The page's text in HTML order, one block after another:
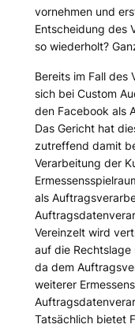
vornehmen und
Entscheidung des
so wiederholt?
Bereits im Fall des
sich bei Custom
den Facebook als
Das Gericht hat
zutreffend damit
Verarbeitung der
als
Vereinzelt wird
auf die Rechtslage
da dem
weiterer
Tatsächlich bietet